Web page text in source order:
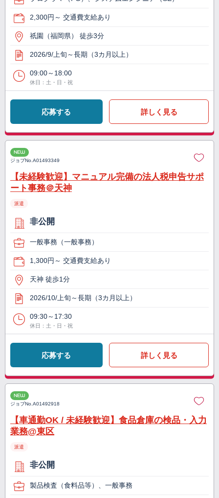
2,300円～ 交通費支給あり
祇園（福岡県） 徒歩3分
2026/9/上旬～長期（3カ月以上）
09:00～18:00
休日：土・日・祝
応募する 詳しく見る
NEW
ジョブNo.A01493349
【未経験歓迎】マニュアル完備の法人税申告サポ
ート事務＠天神
派遣
非公開
一般事務（一般事務）
1,300円～ 交通費支給あり
天神 徒歩1分
2026/10/上旬～長期（3カ月以上）
09:30～17:30
休日：土・日・祝
応募する 詳しく見る
NEW
ジョブNo.A01492918
【車通勤OK / 未経験歓迎】食品倉庫の検品・入力
業務@東区
派遣
非公開
製品検査（食料品等）、一般事務